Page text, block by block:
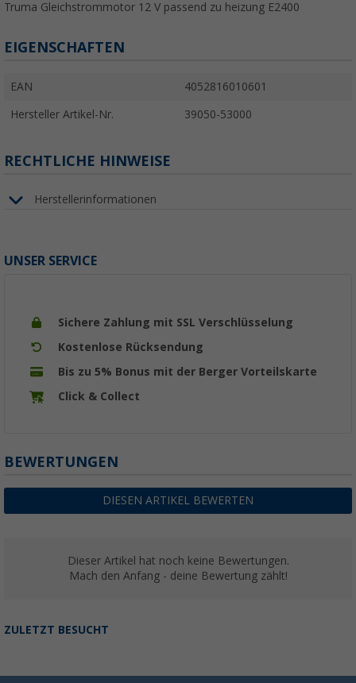
Truma Gleichstrommotor 12 V passend zu heizung E2400
EIGENSCHAFTEN
EAN 4052816010601
Hersteller Artikel-Nr. 39050-53000
RECHTLICHE HINWEISE
Herstellerinformationen
UNSER SERVICE
Sichere Zahlung mit SSL Verschlüsselung
Kostenlose Rücksendung
Bis zu 5% Bonus mit der Berger Vorteilskarte
Click & Collect
BEWERTUNGEN
DIESEN ARTIKEL BEWERTEN
Dieser Artikel hat noch keine Bewertungen.
Mach den Anfang - deine Bewertung zählt!
ZULETZT BESUCHT